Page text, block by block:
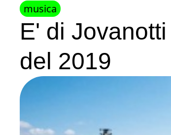
musica
E' di
del 2019